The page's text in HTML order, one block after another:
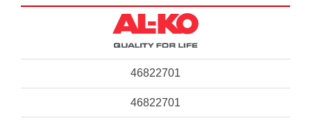
46822701
46822701